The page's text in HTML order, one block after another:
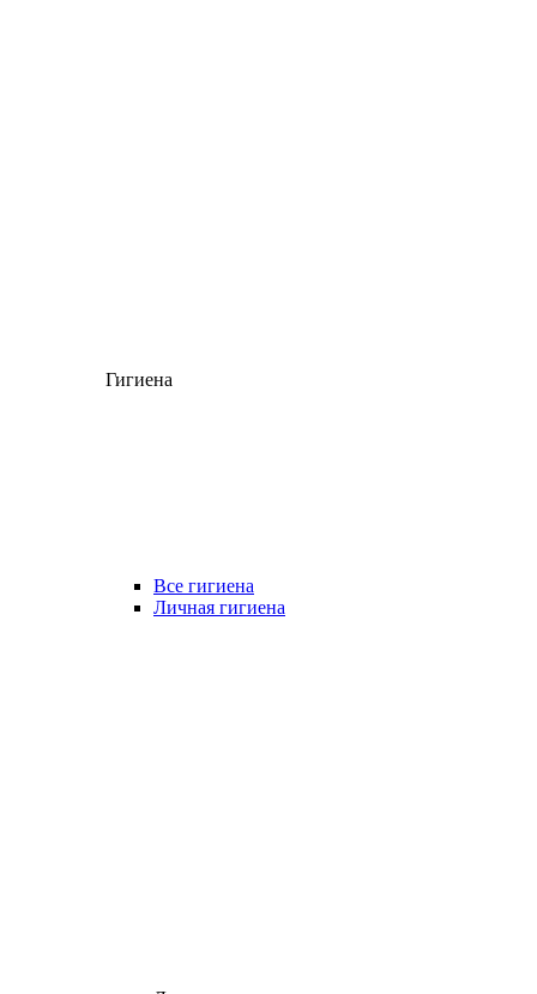
Гигиена
Все гигиена
Личная гигиена